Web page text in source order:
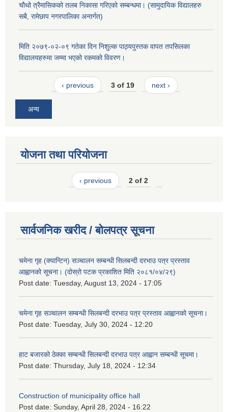
चौथो त्रैमासिकको तलब निकासा गरिएको सम्बन्धमा। (सामुदायिक विद्यालहरु
सबै, रामेछाप नगरपालिका अन्तर्गत)
मिति २०७९-०२-०९ गतेका दिन निशुल्क पाठ्यपुस्तक वापत तपसिलका
विद्यालयहरुमा जम्मा भएको रकमको विवरण।
‹ previous 3 of 19 next ›
अन्य
योजना तथा परियोजना
‹ previous 2 of 2
सार्वजनिक खरीद / बोलपत्र सूचना
चमेना गृह (क्यान्टिन) सञ्चालन सम्बन्धी सिलबन्दी दरभाउ पत्र प्रस्ताव
आह्वानको सूचना। (दोस्रो पटक प्रकाशित मिति २०८१/०४/२९)
Post date: Tuesday, August 13, 2024 - 17:05
चमेना गृह सञ्चालन सम्बन्धी सिलबन्दी दरभाउ पत्र प्रस्ताव आह्वानको सूचना।
Post date: Tuesday, July 30, 2024 - 12:20
हाट बजारको ठेक्का सम्बन्धी सिलबन्दी दरभाउ पत्र आह्वान सम्बन्धी सूचमा।
Post date: Thursday, July 18, 2024 - 12:34
Construction of municipality office hall
Post date: Sunday, April 28, 2024 - 16:22